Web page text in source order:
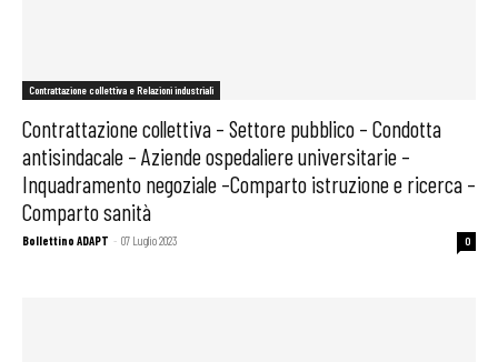
Contrattazione collettiva e Relazioni industriali
Contrattazione collettiva – Settore pubblico – Condotta
antisindacale – Aziende ospedaliere universitarie –
Inquadramento negoziale –Comparto istruzione e ricerca –
Comparto sanità
Bollettino ADAPT - 07 Luglio 2023 0